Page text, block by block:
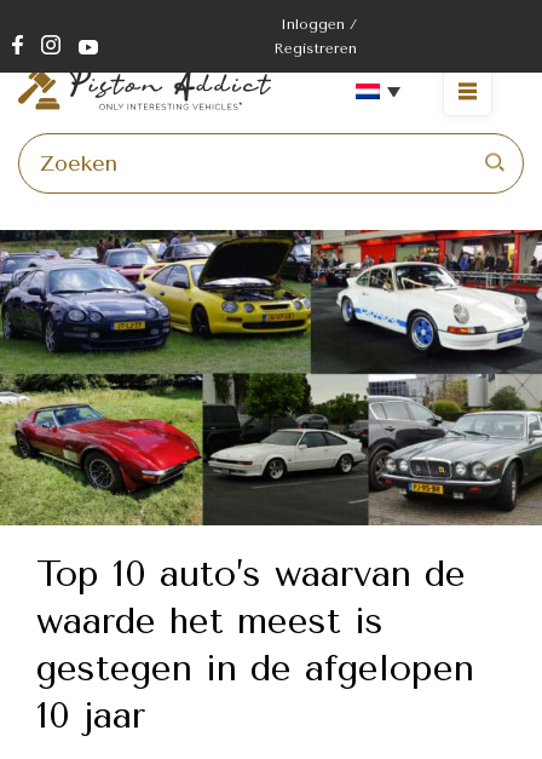
Inloggen /
Registreren
Top 10 auto’s waarvan de
waarde het meest is
gestegen in de afgelopen
10 jaar